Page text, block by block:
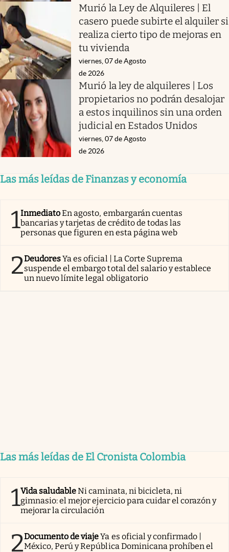
Murió la Ley de Alquileres | El
casero puede subirte el alquiler si
realiza cierto tipo de mejoras en
tu vivienda
viernes, 07 de Agosto
de 2026
Murió la ley de alquileres | Los
propietarios no podrán desalojar
a estos inquilinos sin una orden
judicial en Estados Unidos
viernes, 07 de Agosto
de 2026
Las más leídas de Finanzas y economía
1InmediatoEn agosto, embargarán cuentas
bancarias y tarjetas de crédito de todas las
personas que figuren en esta página web
2DeudoresYa es oficial | La Corte Suprema
suspende el embargo total del salario y establece
un nuevo límite legal obligatorio
Las más leídas de El Cronista Colombia
1Vida saludableNi caminata, ni bicicleta, ni
gimnasio: el mejor ejercicio para cuidar el corazón y
mejorar la circulación
2Documento de viajeYa es oficial y confirmado |
México, Perú y República Dominicana prohíben el